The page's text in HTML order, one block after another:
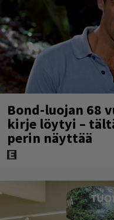
Bond-luojan 68
kirje löytyi –
perin näyttää